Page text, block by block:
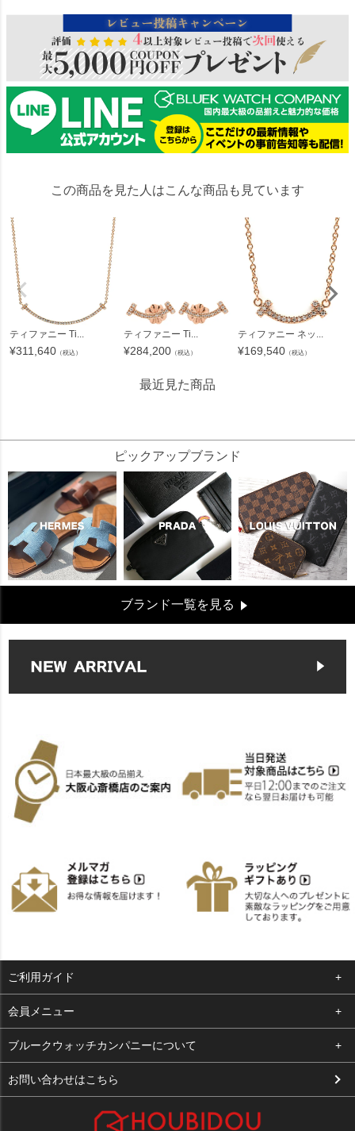
この商品を見た人はこんな商品も見ています
ティファニー Ti...
¥311,640 （税込）
ティファニー Ti...
¥284,200 （税込）
ティファニー ネッ...
¥169,540 （税込）
最近見た商品
ピックアップブランド
ブランド一覧を見る
ご利用ガイド
よくある質問
支払い・送料
お客様の声
会員メニュー
ログイン
お気に入り
ブルークウォッチカンパニーについて
会社概要
お問い合わせはこちら